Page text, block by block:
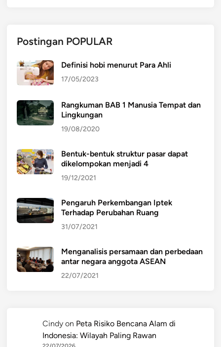
Postingan POPULAR
Definisi hobi menurut Para Ahli
17/05/2023
Rangkuman BAB 1 Manusia Tempat dan
Lingkungan
19/08/2020
Bentuk-bentuk struktur pasar dapat
dikelompokan menjadi 4
19/12/2021
Pengaruh Perkembangan Iptek
Terhadap Perubahan Ruang
31/07/2021
Menganalisis persamaan dan perbedaan
antar negara anggota ASEAN
22/07/2021
Cindy on Peta Risiko Bencana Alam di
Indonesia: Wilayah Paling Rawan